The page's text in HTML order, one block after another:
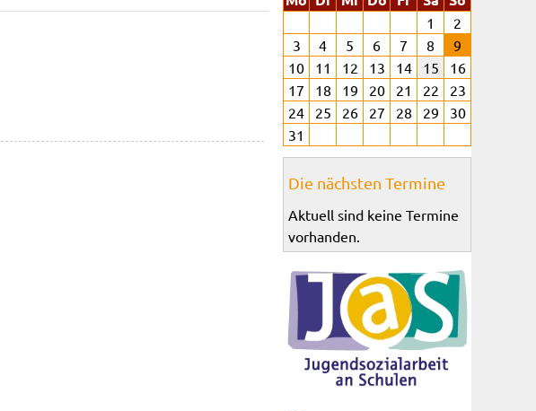
1
2
3
4 5 6 7 8
9
10
11 12 13 14 15
16
17
18 19 20 21 22
23
24
25 26 27 28 29
30
31
Die nächsten Termine
Aktuell sind keine Termine
vorhanden.